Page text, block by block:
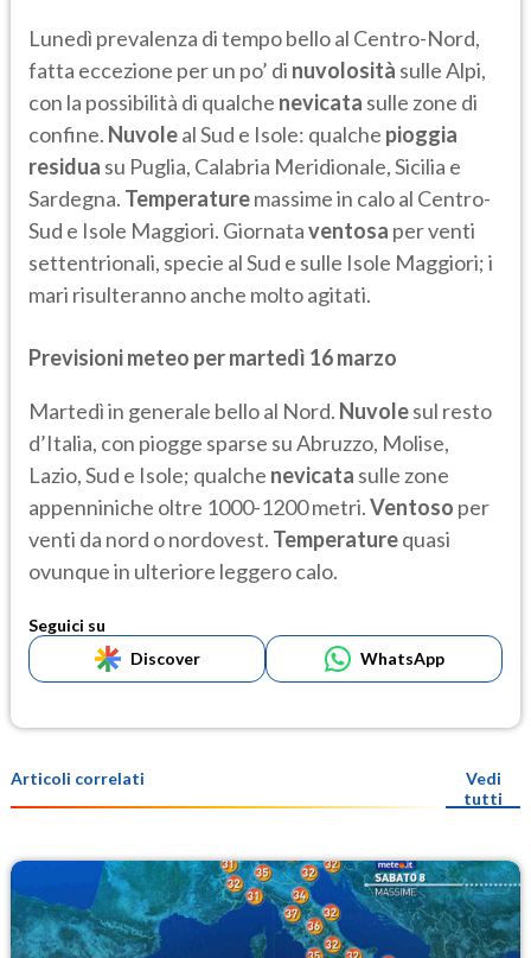
Lunedì prevalenza di tempo bello al Centro-Nord,
fatta eccezione per un po’ di nuvolosità sulle Alpi,
con la possibilità di qualche nevicata sulle zone di
confine. Nuvoleal Sud e Isole: qualche pioggia
residua su Puglia, Calabria Meridionale, Sicilia e
Sardegna. Temperaturemassime in calo al Centro-
Sud e Isole Maggiori. Giornataventosa per venti
settentrionali, specie al Sud e sulle Isole Maggiori; i
mari risulteranno anche molto agitati.
Previsioni meteo per martedì 16 marzo
Martedì in generale bello al Nord. Nuvolesul resto
d’Italia, con piogge sparse su Abruzzo, Molise,
Lazio, Sud e Isole; qualche nevicata sulle zone
appenniniche oltre 1000-1200 metri.Ventoso per
venti da nord o nordovest. Temperaturequasi
ovunque in ulteriore leggero calo.
Seguici su
Discover
WhatsApp
Articoli correlati
Vedi
tutti